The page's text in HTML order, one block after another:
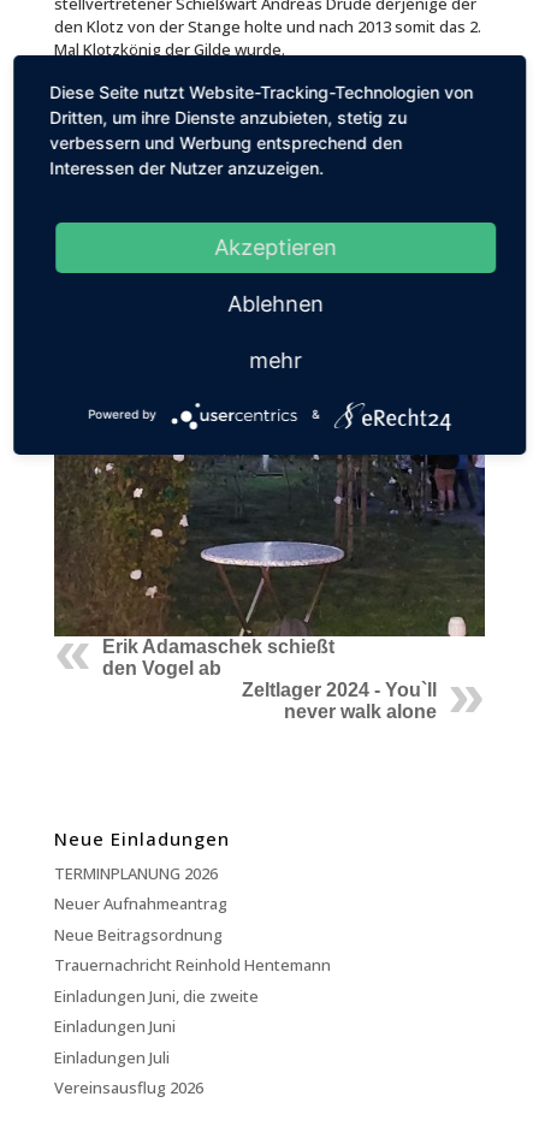
den Klotz von der Stange holte und nach 2013 somit das 2.
Mal Klotzkönig der Gilde wurde.
Erik Adamaschek schießt
den Vogel ab
Zeltlager 2024 - You`ll
never walk alone
Neue Einladungen
TERMINPLANUNG 2026
Neuer Aufnahmeantrag
Neue Beitragsordnung
Trauernachricht Reinhold Hentemann
Einladungen Juni, die zweite
Einladungen Juni
Einladungen Juli
Vereinsausflug 2026
Diese Seite nutzt Website-Tracking-Technologien von
Dritten, um ihre Dienste anzubieten, stetig zu
verbessern und Werbung entsprechend den
Interessen der Nutzer anzuzeigen.
Akzeptieren
Ablehnen
mehr
Powered by &